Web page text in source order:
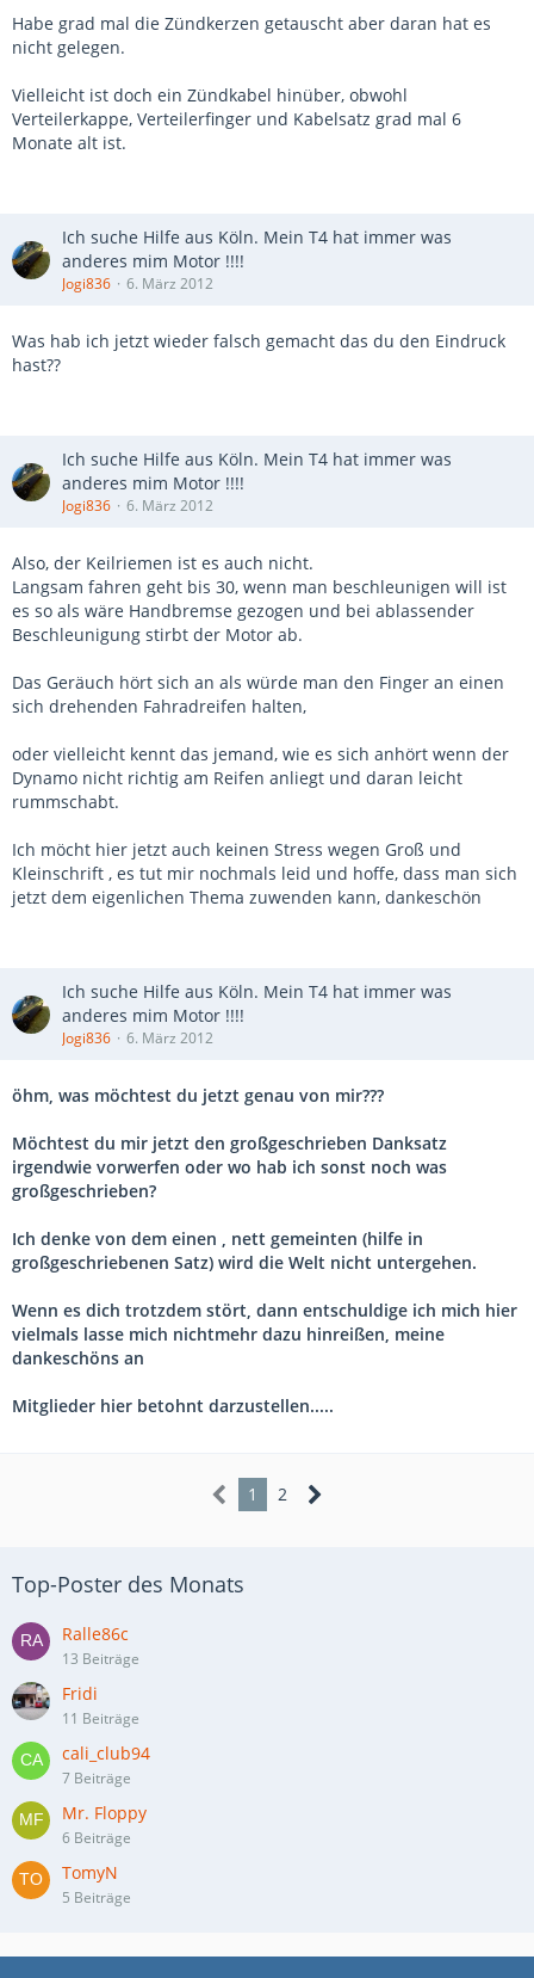
Habe grad mal die Zündkerzen getauscht aber daran hat es
nicht gelegen.
Vielleicht ist doch ein Zündkabel hinüber, obwohl
Verteilerkappe, Verteilerfinger und Kabelsatz grad mal 6
Monate alt ist.
Ich suche Hilfe aus Köln. Mein T4 hat immer was
anderes mim Motor !!!!
Jogi836 6. März 2012
Was hab ich jetzt wieder falsch gemacht das du den Eindruck
hast??
Ich suche Hilfe aus Köln. Mein T4 hat immer was
anderes mim Motor !!!!
Jogi836 6. März 2012
Also, der Keilriemen ist es auch nicht.
Langsam fahren geht bis 30, wenn man beschleunigen will ist
es so als wäre Handbremse gezogen und bei ablassender
Beschleunigung stirbt der Motor ab.
Das Geräuch hört sich an als würde man den Finger an einen
sich drehenden Fahradreifen halten,
oder vielleicht kennt das jemand, wie es sich anhört wenn der
Dynamo nicht richtig am Reifen anliegt und daran leicht
rummschabt.
Ich möcht hier jetzt auch keinen Stress wegen Groß und
Kleinschrift , es tut mir nochmals leid und hoffe, dass man sich
jetzt dem eigenlichen Thema zuwenden kann, dankeschön
Ich suche Hilfe aus Köln. Mein T4 hat immer was
anderes mim Motor !!!!
Jogi836 6. März 2012
öhm, was möchtest du jetzt genau von mir???
Möchtest du mir jetzt den großgeschrieben Danksatz
irgendwie vorwerfen oder wo hab ich sonst noch was
großgeschrieben?
Ich denke von dem einen , nett gemeinten (hilfe in
großgeschriebenen Satz) wird die Welt nicht untergehen.
Wenn es dich trotzdem stört, dann entschuldige ich mich hier
vielmals lasse mich nichtmehr dazu hinreißen, meine
dankeschöns an
Mitglieder hier betohnt darzustellen.....
1 2
Top-Poster des Monats
Ralle86c
13 Beiträge
Fridi
11 Beiträge
cali_club94
7 Beiträge
Mr. Floppy
6 Beiträge
TomyN
5 Beiträge